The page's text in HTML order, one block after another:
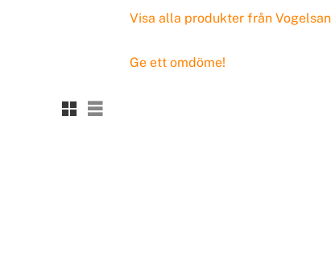
Rutnätsvy
Listvy
Visa alla produkter från
Ge ett omdöme!